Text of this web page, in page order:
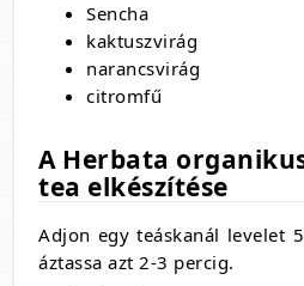
Sencha
kaktuszvirág
narancsvirág
citromfű
A Herbata
tea elkészítése
Adjon egy teáskanál levelet
áztassa azt 2-3 percig.